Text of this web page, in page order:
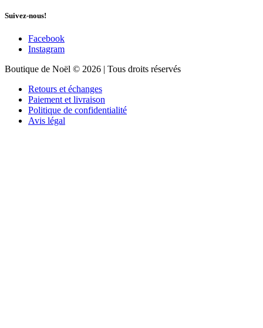
Suivez-nous!
Facebook
Instagram
Boutique de Noël © 2026 | Tous droits réservés
Retours et échanges
Paiement et livraison
Politique de confidentialité
Avis légal